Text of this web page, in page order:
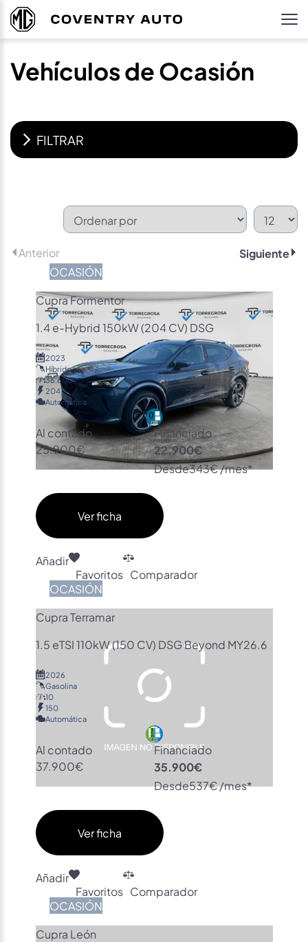
Vehículos de Ocasión
FILTRAR
Anterior Siguiente
OCASIÓN
Cupra Formentor
1.4 e-Hybrid 150kW (204 CV) DSG
2023
Híbrido
36.600
204
Automática
Al contado
25.900€
Financiado
22.900€
Desde343€ /mes*
Ver ficha
Añadir
Favoritos Comparador
OCASIÓN
Cupra Terramar
1.5 eTSI 110kW (150 CV) DSG Beyond MY26.6
2026
Gasolina
10
150
Automática
Al contado
37.900€
Financiado
35.900€
Desde537€ /mes*
Ver ficha
Añadir
Favoritos Comparador
OCASIÓN
Cupra León